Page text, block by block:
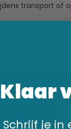
transport of
Klaar
Schrijf je in